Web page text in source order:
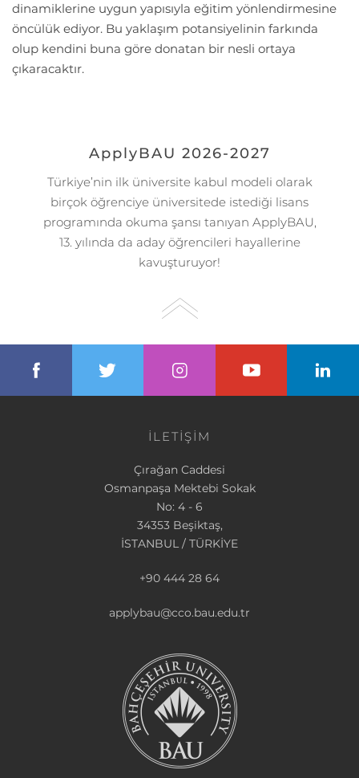
dinamiklerine uygun yapısıyla eğitim yönlendirmesine
öncülük ediyor. Bu yaklaşım potansiyelinin farkında
olup kendini buna göre donatan bir nesli ortaya
çıkaracaktır.
ApplyBAU 2026-2027
Türkiye’nin ilk üniversite kabul modeli olarak
birçok öğrenciye üniversitede istediği lisans
programında okuma şansı tanıyan ApplyBAU,
13. yılında da aday öğrencileri hayallerine
kavuşturuyor!
İLETİŞİM
Çırağan Caddesi
Osmanpaşa Mektebi Sokak
No: 4 - 6
34353 Beşiktaş,
İSTANBUL / TÜRKİYE
+90 444 28 64
applybau@cco.bau.edu.tr